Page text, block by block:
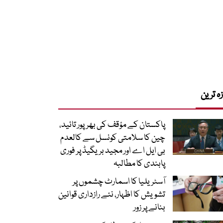
ترین
پاکستان کے مؤقف کی بھرپور تائید،
چین کا سلامتی کونسل سے کالعدم
بی ایل اے اور مجید بریگیڈ پر فوری
پابندی کا مطالبہ
آسٹریلیا کا اسمارٹ چشموں پر
تشویش کا اظہار، نئے رازداری قوانین
بنانے پر زور